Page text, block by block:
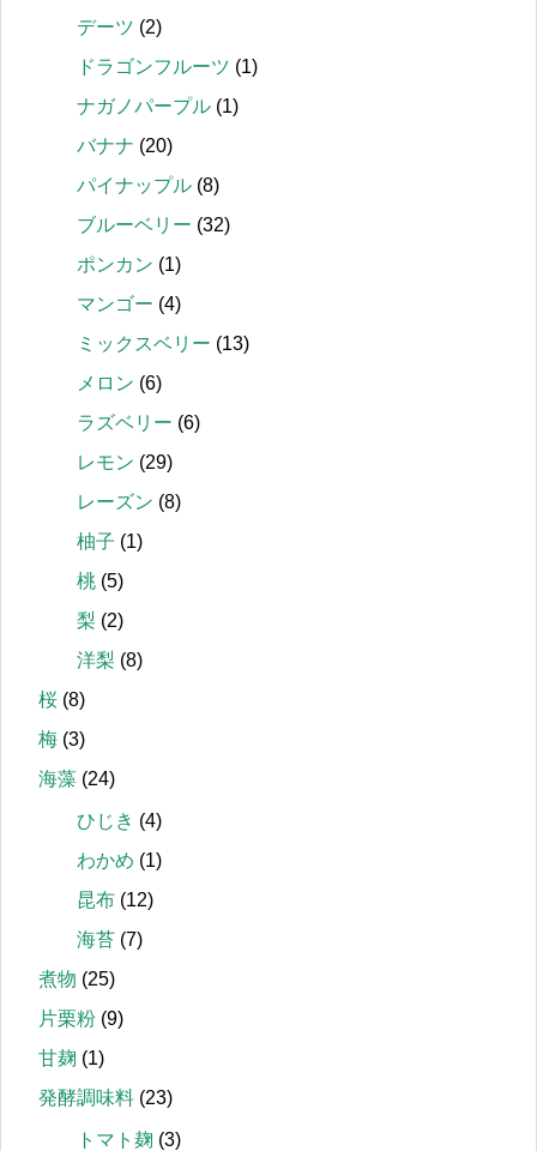
デーツ (2)
ドラゴンフルーツ (1)
ナガノパープル (1)
バナナ (20)
パイナップル (8)
ブルーベリー (32)
ポンカン (1)
マンゴー (4)
ミックスベリー (13)
メロン (6)
ラズベリー (6)
レモン (29)
レーズン (8)
柚子 (1)
桃 (5)
梨 (2)
洋梨 (8)
桜 (8)
梅 (3)
海藻 (24)
ひじき (4)
わかめ (1)
昆布 (12)
海苔 (7)
煮物 (25)
片栗粉 (9)
甘麹 (1)
発酵調味料 (23)
トマト麹 (3)